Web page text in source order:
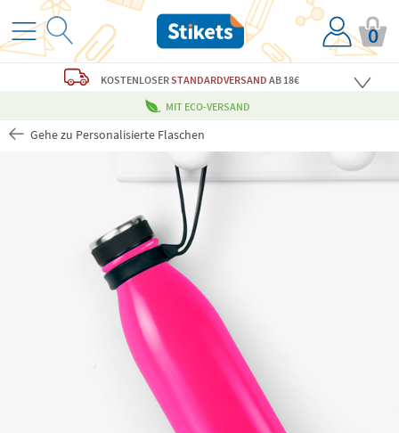
0
KOSTENLOSERSTANDARDVERSAND AB 18€
MIT ECO-VERSAND
Gehe zu Personalisierte Flaschen